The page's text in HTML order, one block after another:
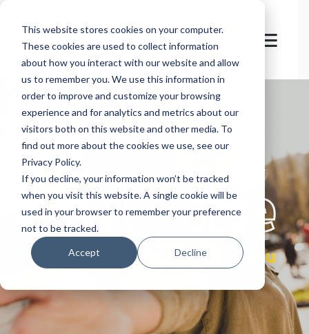
This website stores cookies on your computer.
These cookies are used to collect information
about how you interact with our website and allow
us to remember you. We use this information in
order to improve and customize your browsing
experience and for analytics and metrics about our
visitors both on this website and other media. To
find out more about the cookies we use, see our
Privacy Policy.
If you decline, your information won’t be tracked
when you visit this website. A single cookie will be
used in your browser to remember your preference
not to be tracked.
Accept Decline
let's
welcome
you